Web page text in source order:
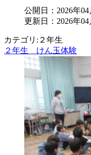
公開日：2026年04
更新日：2026年04
カテゴリ:２年生
２年生 けん玉体験